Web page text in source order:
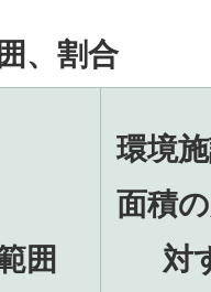
、割合
囲
環境
面積
対